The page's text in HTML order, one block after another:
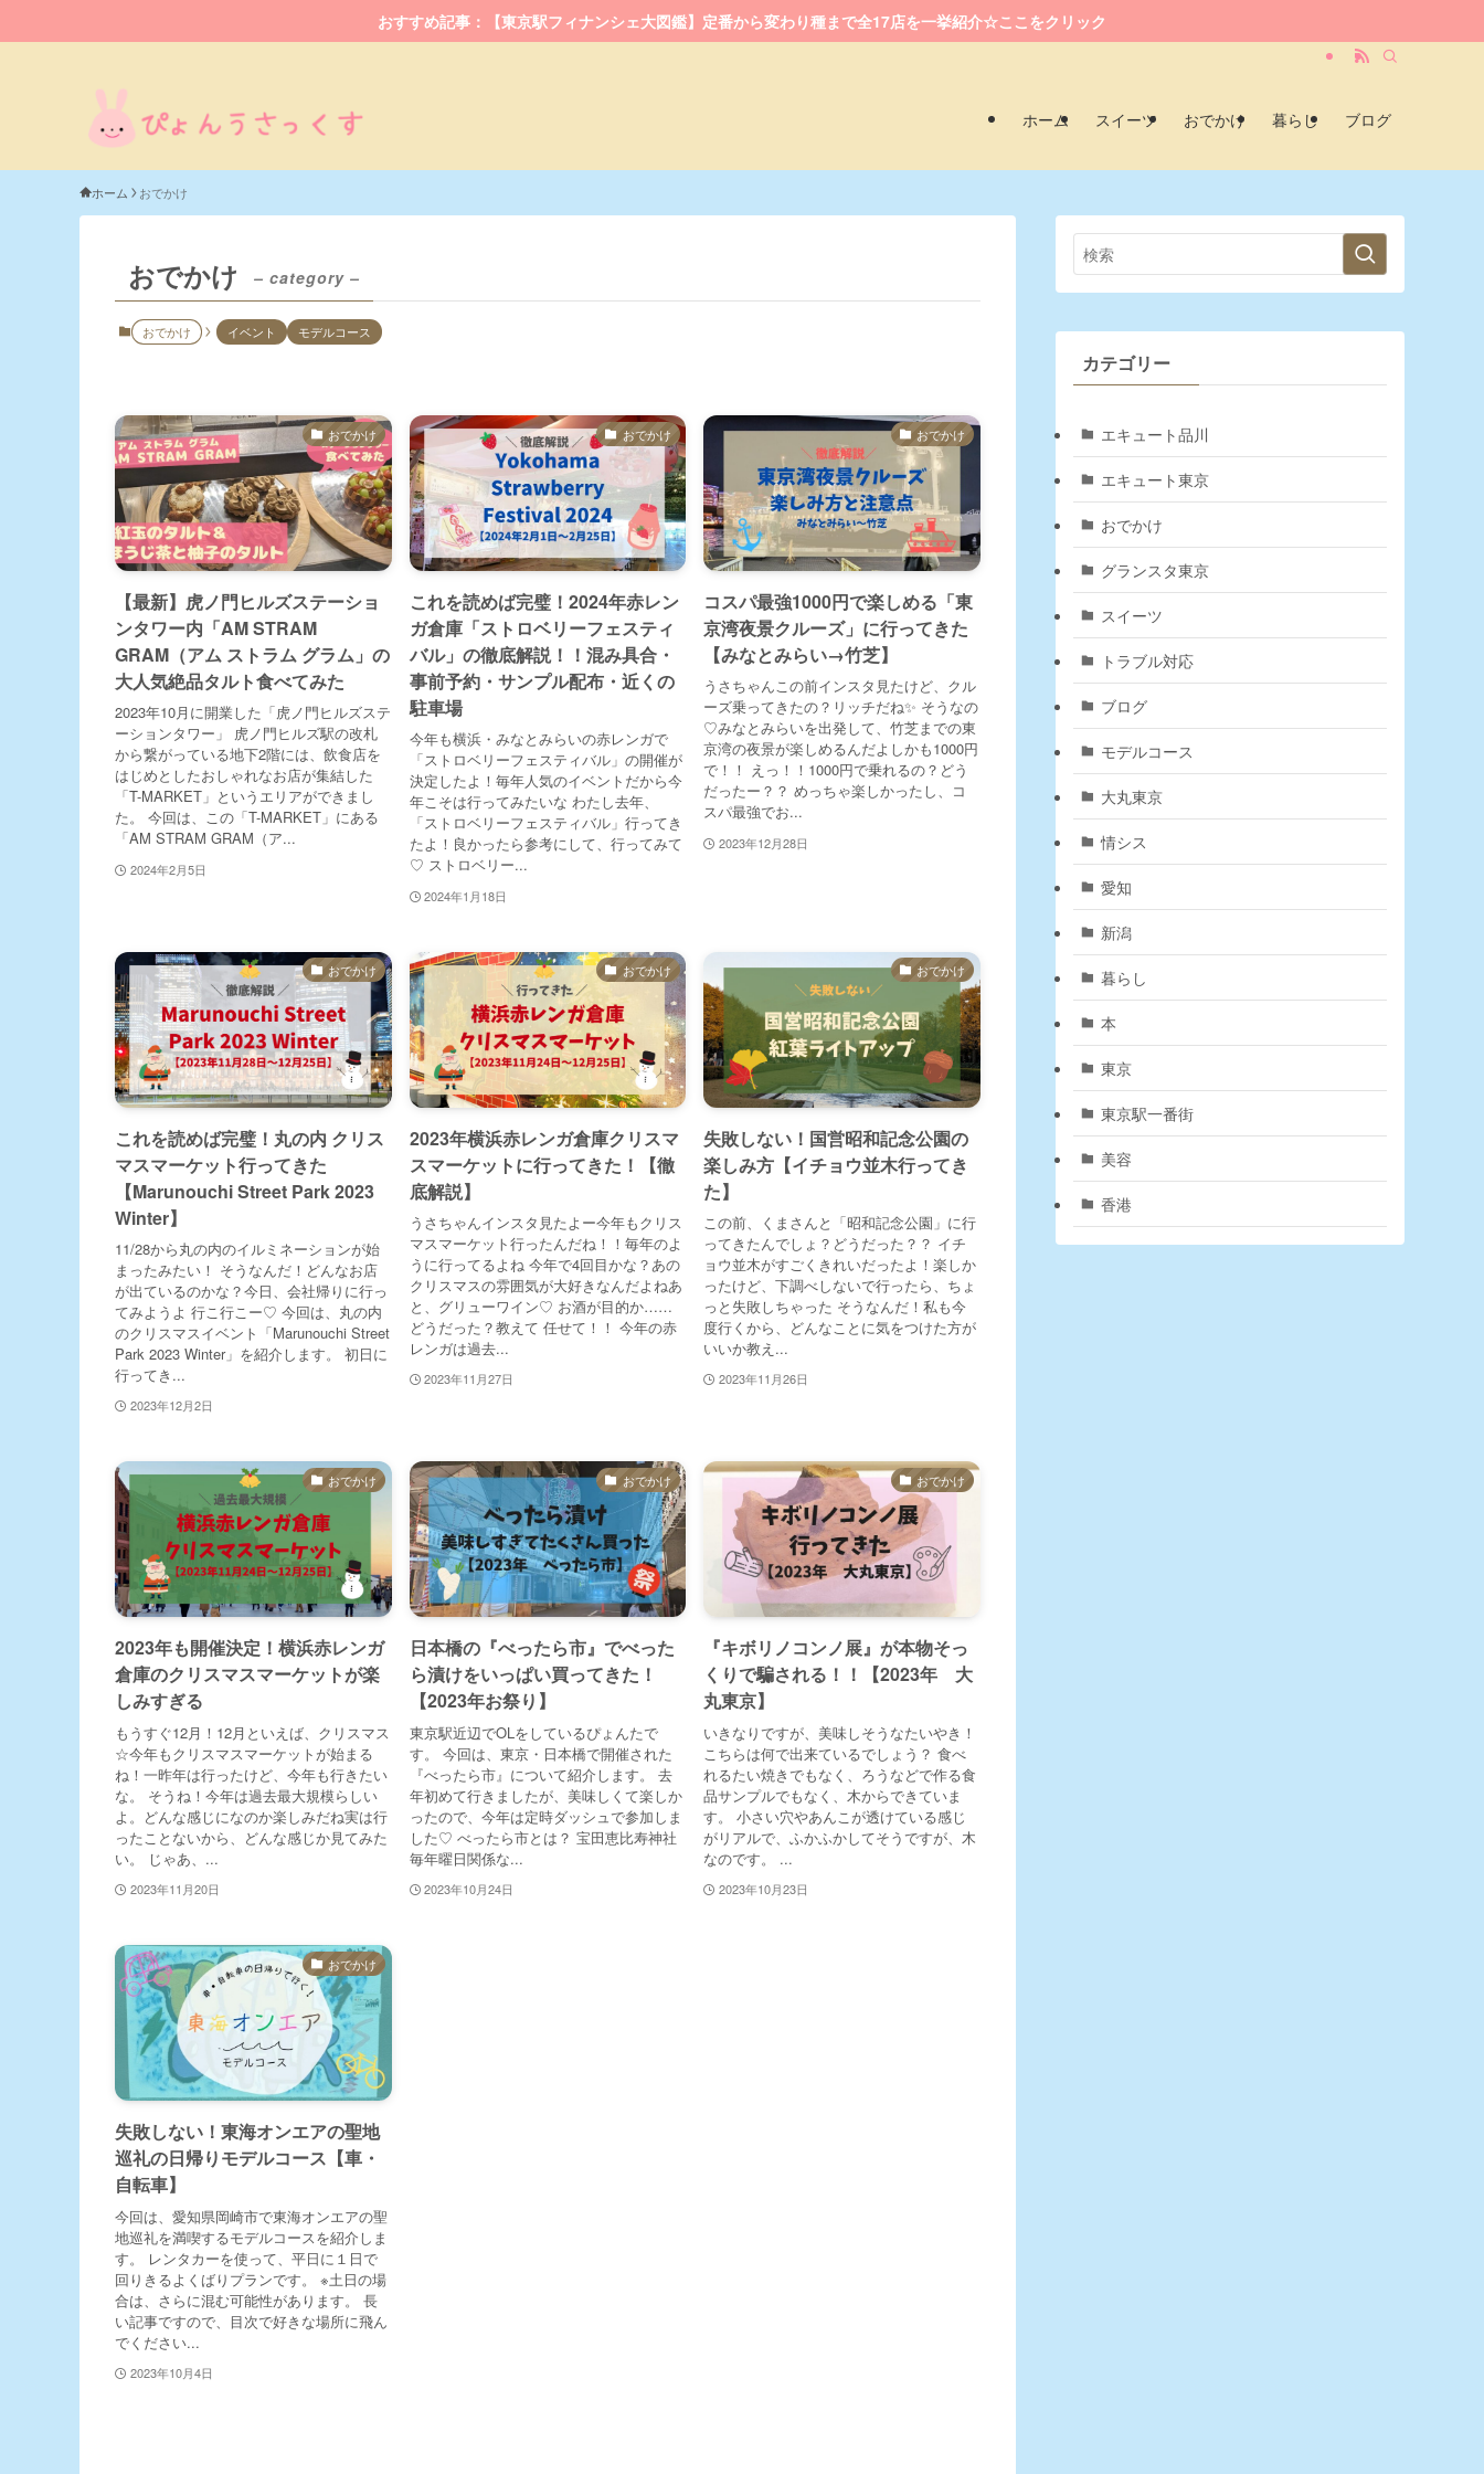
おすすめ記事：【東京駅フィナンシェ大図鑑】定番から変わり種まで全17店を一挙紹介☆ここをクリック
ホーム スイーツ おでかけ 暮らし ブログ
ホーム おでかけ
おでかけ – category –
おでかけ イベント モデルコース
おでかけ
【最新】虎ノ門ヒルズステーショ
ンタワー内「AM STRAM
GRAM（アム ストラム グラム」の
大人気絶品タルト食べてみた
2023年10月に開業した「虎ノ門ヒルズステ
ーションタワー」 虎ノ門ヒルズ駅の改札
から繋がっている地下2階には、飲食店を
はじめとしたおしゃれなお店が集結した
「T-MARKET」というエリアができまし
た。 今回は、この「T-MARKET」にある
「AM STRAM GRAM（ア...
2024年2月5日
おでかけ
これを読めば完璧！2024年赤レン
ガ倉庫「ストロベリーフェスティ
バル」の徹底解説！！混み具合・
事前予約・サンプル配布・近くの
駐車場
今年も横浜・みなとみらいの赤レンガで
「ストロベリーフェスティバル」の開催が
決定したよ！毎年人気のイベントだから今
年こそは行ってみたいな わたし去年、
「ストロベリーフェスティバル」行ってき
たよ！良かったら参考にして、行ってみて
♡ ストロベリー...
2024年1月18日
おでかけ
コスパ最強1000円で楽しめる「東
京湾夜景クルーズ」に行ってきた
【みなとみらい→竹芝】
うさちゃんこの前インスタ見たけど、クル
ーズ乗ってきたの？リッチだね✨ そうなの
♡みなとみらいを出発して、竹芝までの東
京湾の夜景が楽しめるんだよしかも1000円
で！！ えっ！！1000円で乗れるの？どう
だったー？？ めっちゃ楽しかったし、コ
スパ最強でお...
2023年12月28日
おでかけ
これを読めば完璧！丸の内 クリス
マスマーケット行ってきた
【Marunouchi Street Park 2023
Winter】
11/28から丸の内のイルミネーションが始
まったみたい！ そうなんだ！どんなお店
が出ているのかな？今日、会社帰りに行っ
てみようよ 行こ行こー♡ 今回は、丸の内
のクリスマスイベント「Marunouchi Street
Park 2023 Winter」を紹介します。 初日に
行ってき...
2023年12月2日
おでかけ
2023年横浜赤レンガ倉庫クリスマ
スマーケットに行ってきた！【徹
底解説】
うさちゃんインスタ見たよー今年もクリス
マスマーケット行ったんだね！！毎年のよ
うに行ってるよね 今年で4回目かな？あの
クリスマスの雰囲気が大好きなんだよねあ
と、グリューワイン♡ お酒が目的か……
どうだった？教えて 任せて！！ 今年の赤
レンガは過去...
2023年11月27日
おでかけ
失敗しない！国営昭和記念公園の
楽しみ方【イチョウ並木行ってき
た】
この前、くまさんと「昭和記念公園」に行
ってきたんでしょ？どうだった？？ イチ
ョウ並木がすごくきれいだったよ！楽しか
ったけど、下調べしないで行ったら、ちょ
っと失敗しちゃった そうなんだ！私も今
度行くから、どんなことに気をつけた方が
いいか教え...
2023年11月26日
おでかけ
2023年も開催決定！横浜赤レンガ
倉庫のクリスマスマーケットが楽
しみすぎる
もうすぐ12月！12月といえば、クリスマス
☆今年もクリスマスマーケットが始まる
ね！一昨年は行ったけど、今年も行きたい
な。 そうね！今年は過去最大規模らしい
よ。どんな感じになのか楽しみだね実は行
ったことないから、どんな感じか見てみた
い。 じゃあ、...
2023年11月20日
おでかけ
日本橋の『べったら市』でべった
ら漬けをいっぱい買ってきた！
【2023年お祭り】
東京駅近辺でOLをしているぴょんたで
す。 今回は、東京・日本橋で開催された
『べったら市』について紹介します。 去
年初めて行きましたが、美味しくて楽しか
ったので、今年は定時ダッシュで参加しま
した♡ べったら市とは？ 宝田恵比寿神社
毎年曜日関係な...
2023年10月24日
おでかけ
『キボリノコンノ展』が本物そっ
くりで騙される！！【2023年 大
丸東京】
いきなりですが、美味しそうなたいやき！
こちらは何で出来ているでしょう？ 食べ
れるたい焼きでもなく、ろうなどで作る食
品サンプルでもなく、木からできていま
す。 小さい穴やあんこが透けている感じ
がリアルで、ふかふかしてそうですが、木
なのです。 ...
2023年10月23日
おでかけ
失敗しない！東海オンエアの聖地
巡礼の日帰りモデルコース【車・
自転車】
今回は、愛知県岡崎市で東海オンエアの聖
地巡礼を満喫するモデルコースを紹介しま
す。 レンタカーを使って、平日に１日で
回りきるよくばりプランです。 ※土日の場
合は、さらに混む可能性があります。 長
い記事ですので、目次で好きな場所に飛ん
でください...
2023年10月4日
カテゴリー
エキュート品川
エキュート東京
おでかけ
グランスタ東京
スイーツ
トラブル対応
ブログ
モデルコース
大丸東京
情シス
愛知
新潟
暮らし
本
東京
東京駅一番街
美容
香港